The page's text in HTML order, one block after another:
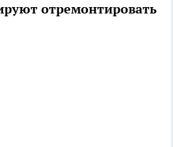
отремонтировать